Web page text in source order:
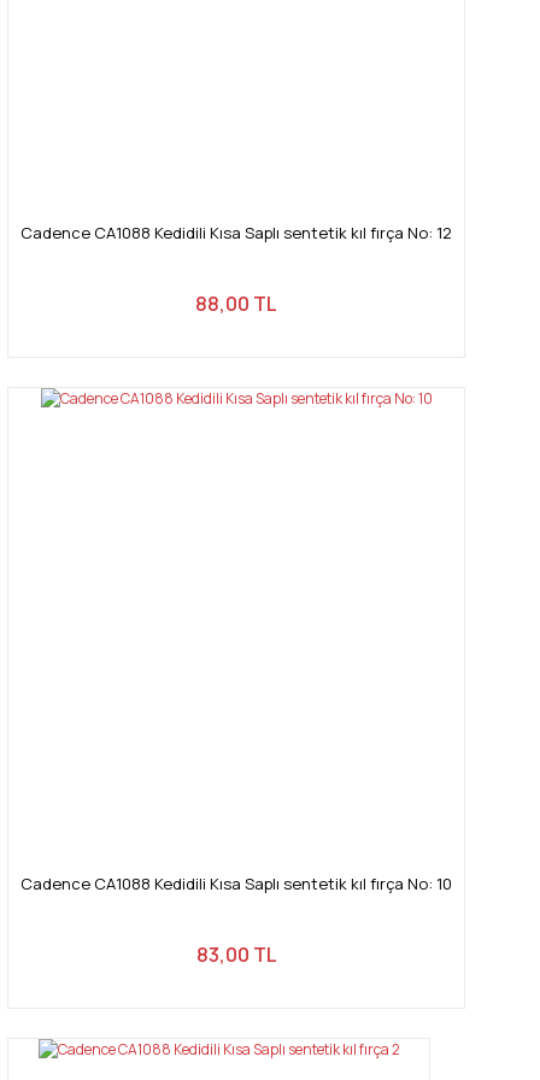
Cadence CA1088 Kedidili Kısa Saplı sentetik kıl fırça No: 12
88,00 TL
Cadence CA1088 Kedidili Kısa Saplı sentetik kıl fırça No: 10
83,00 TL